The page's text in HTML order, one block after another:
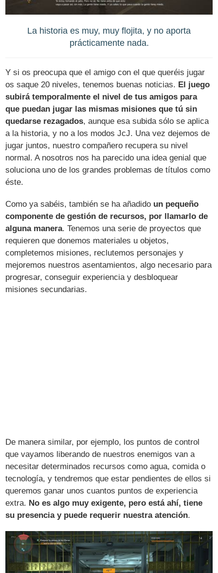
La historia es muy, muy flojita, y no aporta
prácticamente nada.
Y si os preocupa que el amigo con el que queréis jugar
os saque 20 niveles, tenemos buenas noticias. El juego
subirá temporalmente el nivel de tus amigos para
que puedan jugar las mismas misiones que tú sin
quedarse rezagados, aunque esa subida sólo se aplica
a la historia, y no a los modos JcJ. Una vez dejemos de
jugar juntos, nuestro compañero recupera su nivel
normal. A nosotros nos ha parecido una idea genial que
soluciona uno de los grandes problemas de títulos como
éste.
Como ya sabéis, también se ha añadido un pequeño
componente de gestión de recursos, por llamarlo de
alguna manera. Tenemos una serie de proyectos que
requieren que donemos materiales u objetos,
completemos misiones, reclutemos personajes y
mejoremos nuestros asentamientos, algo necesario para
progresar, conseguir experiencia y desbloquear
misiones secundarias.
De manera similar, por ejemplo, los puntos de control
que vayamos liberando de nuestros enemigos van a
necesitar determinados recursos como agua, comida o
tecnología, y tendremos que estar pendientes de ellos si
queremos ganar unos cuantos puntos de experiencia
extra. No es algo muy exigente, pero está ahí, tiene
su presencia y puede requerir nuestra atención.